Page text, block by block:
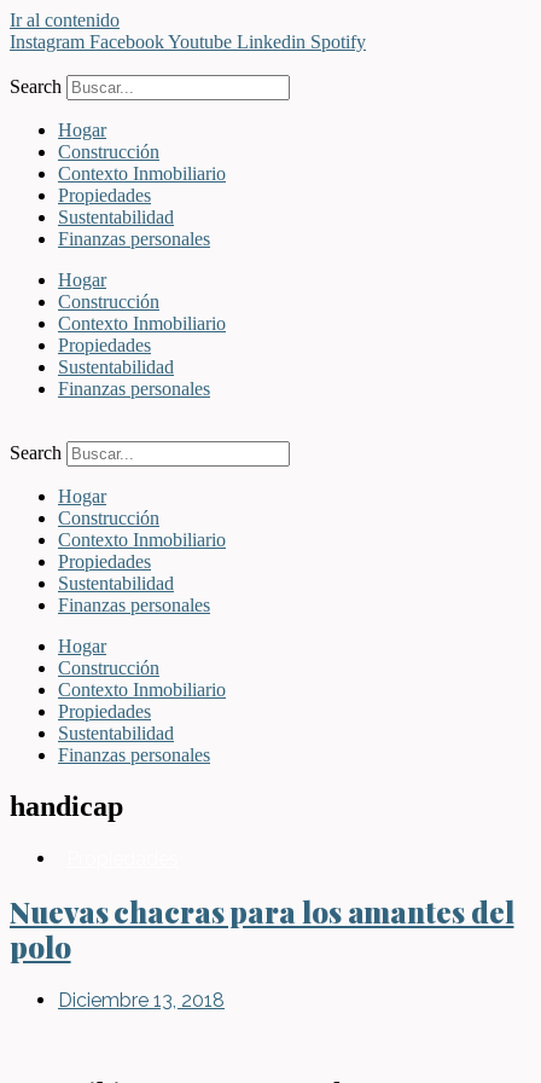
Ir al contenido
Instagram FacebookYoutube Linkedin Spotify
Search
Hogar
Construcción
Contexto Inmobiliario
Propiedades
Sustentabilidad
Finanzas personales
Hogar
Construcción
Contexto Inmobiliario
Propiedades
Sustentabilidad
Finanzas personales
Search
Hogar
Construcción
Contexto Inmobiliario
Propiedades
Sustentabilidad
Finanzas personales
Hogar
Construcción
Contexto Inmobiliario
Propiedades
Sustentabilidad
Finanzas personales
handicap
Nuevas chacras para los amantes del
polo
Diciembre 13, 2018